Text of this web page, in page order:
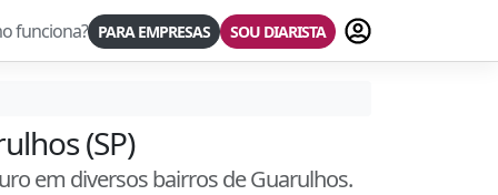
funciona? PARA EMPRESAS SOU DIARISTA Fazer login
(SP)
em diversos bairrosde Guarulhos.